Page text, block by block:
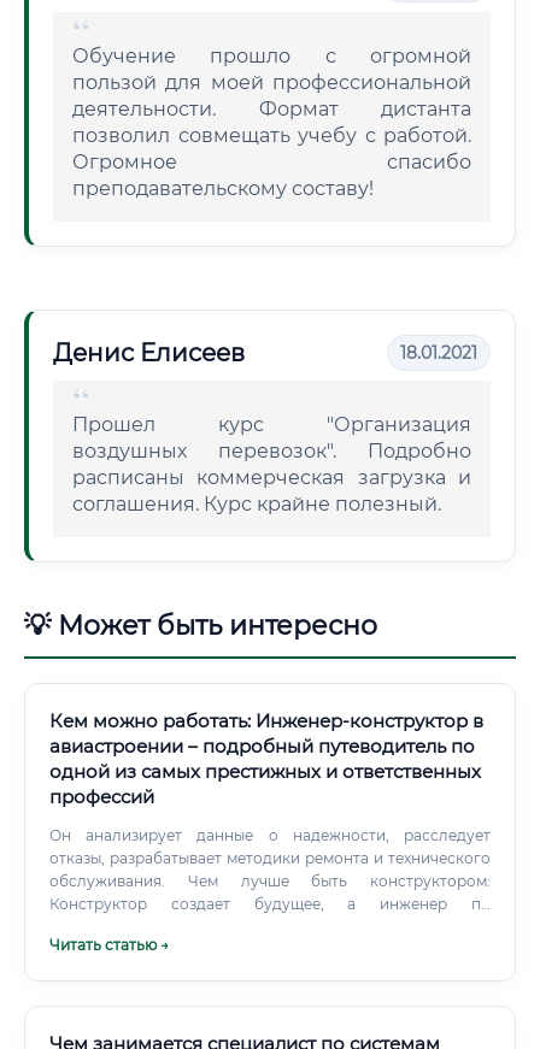
Обучение прошло с огромной
пользой для моей профессиональной
деятельности. Формат дистанта
позволил совмещать учебу с работой.
Огромное спасибо
преподавательскому составу!
Денис Елисеев 18.01.2021
Прошел курс "Организация
воздушных перевозок". Подробно
расписаны коммерческая загрузка и
соглашения. Курс крайне полезный.
💡 Может быть интересно
Кем можно работать: Инженер-конструктор в
авиастроении – подробный путеводитель по
одной из самых престижных и ответственных
профессий
Он анализирует данные о надежности, расследует
отказы, разрабатывает методики ремонта и технического
обслуживания. Чем лучше быть конструктором:
Конструктор создает будущее, а инженер по
конструктора связана с инновациями, прорывами и
Читать статью →
Чем занимается специалист по системам